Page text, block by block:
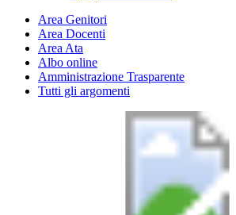
Area Genitori
Area Docenti
Area Ata
Albo online
Amministrazione Trasparente
Tutti gli argomenti